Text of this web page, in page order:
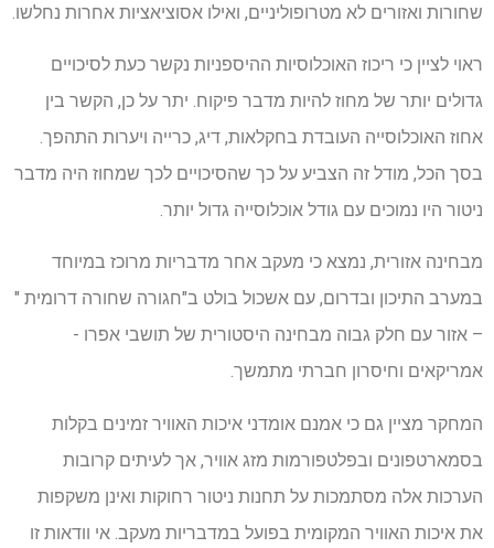
שחורות ואזורים לא מטרופוליניים, ואילו אסוציאציות אחרות נחלשו.
ראוי לציין כי ריכוז האוכלוסיות ההיספניות נקשר כעת לסיכויים
גדולים יותר של מחוז להיות מדבר פיקוח. יתר על כן, הקשר בין
אחוז האוכלוסייה העובדת בחקלאות, דיג, כרייה ויערות התהפך.
בסך הכל, מודל זה הצביע על כך שהסיכויים לכך שמחוז היה מדבר
ניטור היו נמוכים עם גודל אוכלוסייה גדול יותר.
מבחינה אזורית, נמצא כי מעקב אחר מדבריות מרוכז במיוחד
במערב התיכון ובדרום, עם אשכול בולט ב"חגורה שחורה דרומית "
– אזור עם חלק גבוה מבחינה היסטורית של תושבי אפרו -
אמריקאים וחיסרון חברתי מתמשך.
המחקר מציין גם כי אמנם אומדני איכות האוויר זמינים בקלות
בסמארטפונים ובפלטפורמות מזג אוויר, אך לעיתים קרובות
הערכות אלה מסתמכות על תחנות ניטור רחוקות ואינן משקפות
את איכות האוויר המקומית בפועל במדבריות מעקב. אי וודאות זו